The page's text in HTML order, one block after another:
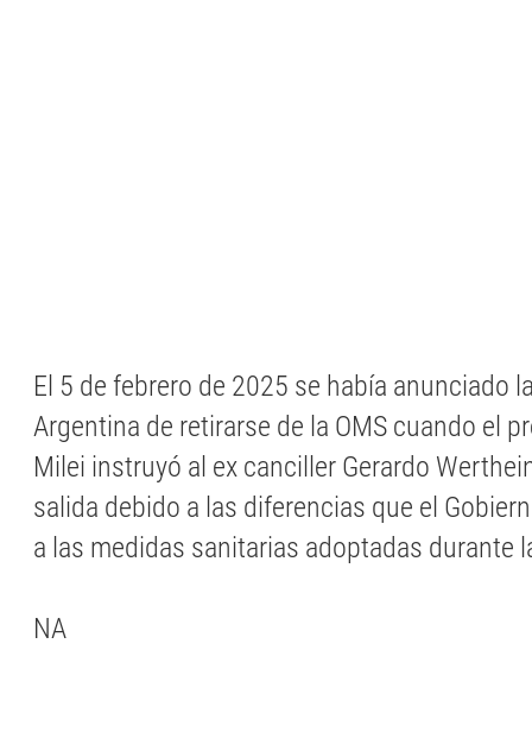
El 5 de febrero de 2025 se había anunciado
Argentina de retirarse de la OMS cuando el
Milei instruyó al ex canciller Gerardo
salida debido a las diferencias que el
a las medidas sanitarias adoptadas durante
NA